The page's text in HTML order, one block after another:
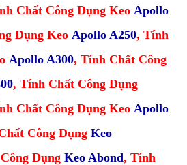
Chất Công Dụng Keo Apollo
Dụng Keo Apollo A250, Tính
Apollo A300, Tính Chất Công
, Tính Chất Công Dụng
Chất Công Dụng Keo Apollo
Công Dụng Keo
Dụng Keo Abond, Tính